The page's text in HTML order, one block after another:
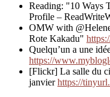
Reading: "10 Ways
Profile –
OMW with
Rote Kakadu"
Quelqu’un a une
https://
[Flickr] La salle du
janvierhttps://